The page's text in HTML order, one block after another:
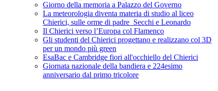
Giorno della memoria a Palazzo del Governo
La meteorologia diventa materia di studio al liceo
Chierici, sulle orme di padre Secchi e Leonardo
Il Chierici verso l’Europa col Flamenco
Gli studenti del Chierici progettano e realizzano col 3D
per un mondo più green
EsaBac e Cambridge fiori all'occhiello del Chierici
Giornata nazionale della bandiera e 224esimo
anniversario dal primo tricolore